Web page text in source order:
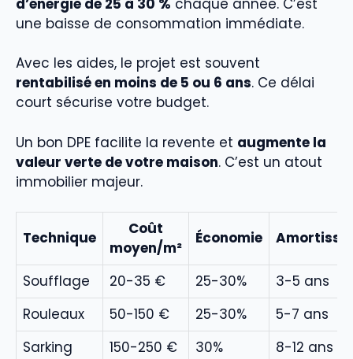
d’énergie de 25 à 30 % chaque année. C’est
une baisse de consommation immédiate.
Avec les aides, le projet est souvent
rentabilisé en moins de 5 ou 6 ans. Ce délai
court sécurise votre budget.
Un bon DPE facilite la revente et augmente la
valeur verte de votre maison. C’est un atout
immobilier majeur.
Technique
Coût
moyen/m²
Économie
Soufflage 20-35 € 25-30%
3-5 ans
Rouleaux
50-150 € 25-30%
5-7 ans
Sarking
150-250 € 30% 8-12 ans